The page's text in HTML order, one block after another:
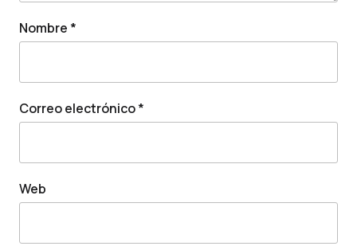
Nombre *
Correo electrónico*
Web